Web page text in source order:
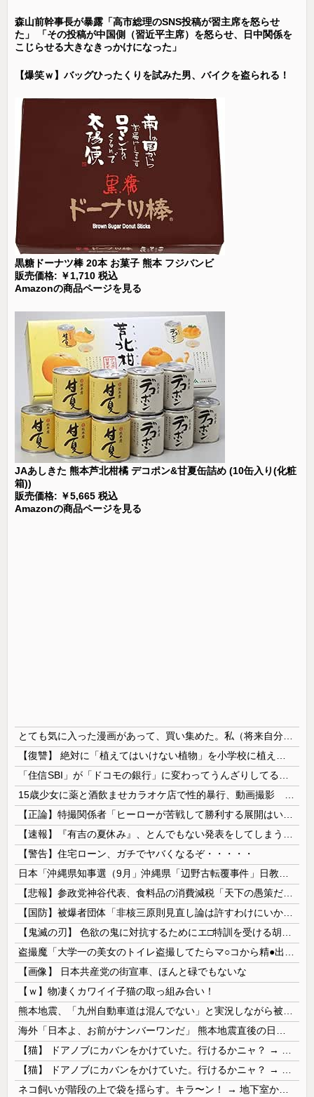
森山前幹事長が暴露「高市総理のSNS投稿が習主席を怒らせ
た」 「その投稿が中国側（習近平主席）を怒らせ、日中関係を
こじらせる大きなきっかけになった」
【爆笑ｗ】バッグひったくりを試みた男、バイクを盗られる！
黒糖ドーナツ棒 20本 お菓子 熊本 フジバンビ
販売価格: ￥1,710 税込
Amazonの商品ページを見る
JAあしきた 熊本芦北柑橘 デコポン&甘夏缶詰め (10缶入り(化粧
箱))
販売価格: ￥5,665 税込
Amazonの商品ページを見る
【警告】住宅ローン、ガチでヤバくなるぞ・・・・・
【画像】 日本共産党の街宣車、ほんと碌でもないな
【ｗ】物凄くカワイイ子猫の取っ組み合い！